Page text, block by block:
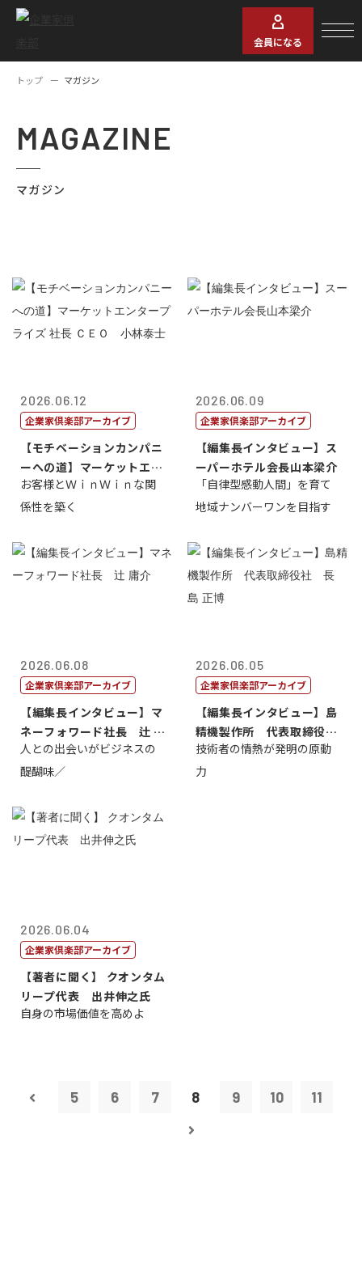
会員になる
トップ マガジン
MAGAZINE
マガジン
2026.06.12
企業家倶楽部アーカイブ
【モチベーションカンパニ
ーへの道】マーケットエン
タープライズ...
お客様とＷｉｎＷｉｎな関
係性を築く
2026.06.09
企業家倶楽部アーカイブ
【編集長インタビュー】ス
ーパーホテル会長山本梁介
「自律型感動人間」を育て
地域ナンバーワンを目指す
2026.06.08
企業家倶楽部アーカイブ
【編集長インタビュー】マ
ネーフォワード社長 辻 庸
介
人との出会いがビジネスの
醍醐味／
2026.06.05
企業家倶楽部アーカイブ
【編集長インタビュー】島
精機製作所 代表取締役
社 長 島 正...
技術者の情熱が発明の原動
力
2026.06.04
企業家倶楽部アーカイブ
【著者に聞く】 クオンタム
リープ代表 出井伸之氏
自身の市場価値を高めよ
5 6 7 8 9 10 11